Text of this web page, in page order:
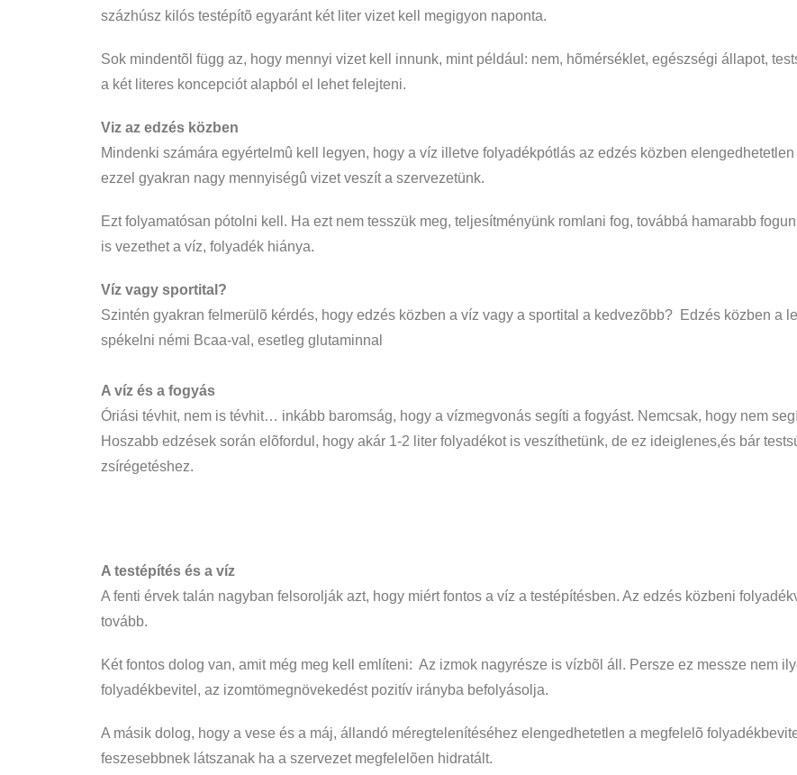
százhúsz kilós testépítõ egyaránt két liter vizet kell megigyon naponta.
Sok mindentõl függ az, hogy mennyi vizet kell innunk, mint például: nem, hõmérséklet, egészségi állapot,
a két literes koncepciót alapból el lehet felejteni.
Viz az edzés közben
Mindenki számára egyértelmû kell legyen, hogy a víz illetve folyadékpótlás az edzés közben
ezzel gyakran nagy mennyiségû vizet veszít a szervezetünk.
Ezt folyamatósan pótolni kell. Ha ezt nem tesszük meg, teljesítményünk romlani fog, továbbá hamarabb
is vezethet a víz, folyadék hiánya.
Víz vagy sportital?
Szintén gyakran felmerülõ kérdés, hogy edzés közben a víz vagy a sportital a kedvezõbb? Edzés közben a
spékelni némi Bcaa-val, esetleg glutaminnal
A víz és a fogyás
Óriási tévhit, nem is tévhit… inkább baromság, hogy a vízmegvonás segíti a fogyást. Nemcsak, hogy nem
Hoszabb edzések során elõfordul, hogy akár 1-2 liter folyadékot is veszíthetünk, de ez ideiglenes,és bár
zsírégetéshez.
A testépítés és a víz
A fenti érvek talán nagyban felsorolják azt, hogy miért fontos a víz a testépítésben. Az edzés közbeni
tovább.
Két fontos dolog van, amit még meg kell említeni: Az izmok nagyrésze is vízbõl áll. Persze ez messze nem
folyadékbevitel, az izomtömegnövekedést pozitív irányba befolyásolja.
A másik dolog, hogy a vese és a máj, állandó méregtelenítéséhez elengedhetetlen a megfelelõ
feszesebbnek látszanak ha a szervezet megfelelõen hidratált.